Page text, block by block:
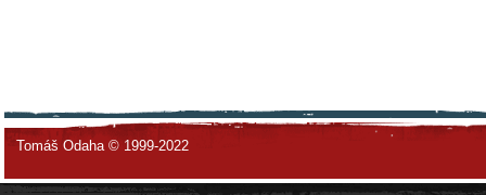
Tomáš Odaha © 1999-2022